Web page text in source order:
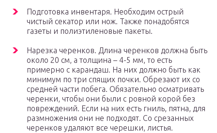
Подготовка инвентаря. Необходим острый
чистый секатор или нож. Также понадобятся
газеты и полиэтиленовые пакеты.
Нарезка черенков. Длина черенков должна быть
около 20 см, а толщина – 4-5 мм, то есть
примерно с карандаш. На них должно быть как
минимум по три спящих почки. Обрезают их со
средней части побега. Обязательно осматривать
черенки, чтобы они были с ровной корой без
повреждений. Если на них есть гниль, пятна, для
размножения они не подходят. Со срезанных
черенков удаляют все черешки, листья.